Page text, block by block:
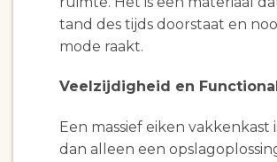
tand des tijds doorstaat en
mode raakt.
Veelzijdigheid en
Een massief eiken vakkenkast
dan alleen een